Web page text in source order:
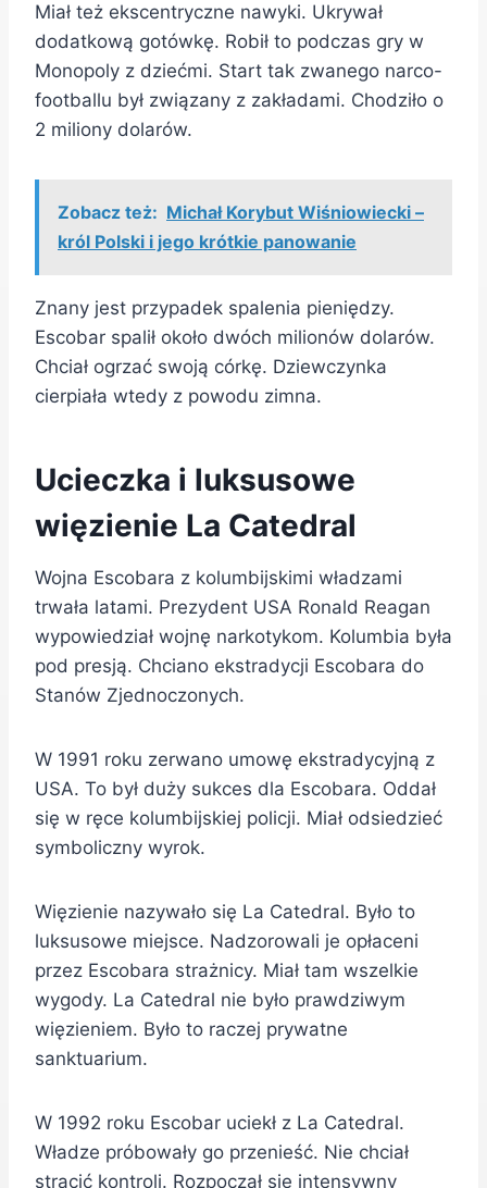
Miał też ekscentryczne nawyki. Ukrywał
dodatkową gotówkę. Robił to podczas gry w
Monopoly z dziećmi. Start tak zwanego narco-
footballu był związany z zakładami. Chodziło o
2 miliony dolarów.
Zobacz też: Michał Korybut Wiśniowiecki –
król Polski i jego krótkie panowanie
Znany jest przypadek spalenia pieniędzy.
Escobar spalił około dwóch milionów dolarów.
Chciał ogrzać swoją córkę. Dziewczynka
cierpiała wtedy z powodu zimna.
Ucieczka i luksusowe
więzienie La Catedral
Wojna Escobara z kolumbijskimi władzami
trwała latami. Prezydent USA Ronald Reagan
wypowiedział wojnę narkotykom. Kolumbia była
pod presją. Chciano ekstradycji Escobara do
Stanów Zjednoczonych.
W 1991 roku zerwano umowę ekstradycyjną z
USA. To był duży sukces dla Escobara. Oddał
się w ręce kolumbijskiej policji. Miał odsiedzieć
symboliczny wyrok.
Więzienie nazywało się La Catedral. Było to
luksusowe miejsce. Nadzorowali je opłaceni
przez Escobara strażnicy. Miał tam wszelkie
wygody. La Catedral nie było prawdziwym
więzieniem. Było to raczej prywatne
sanktuarium.
W 1992 roku Escobar uciekł z La Catedral.
Władze próbowały go przenieść. Nie chciał
stracić kontroli. Rozpoczął się intensywny